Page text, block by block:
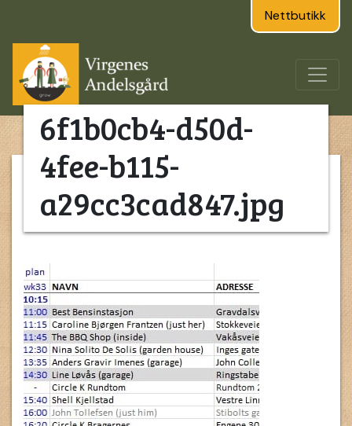
Nettbutikk
6f1b0cb4-d50d-
4fee-b115-
a29cc3cad847.jpg